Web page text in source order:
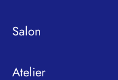
Salon
Atelier